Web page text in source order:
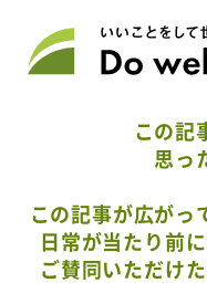
この記
思っ
この記事が広がっ
日常が当たり前
ご賛同いただけ